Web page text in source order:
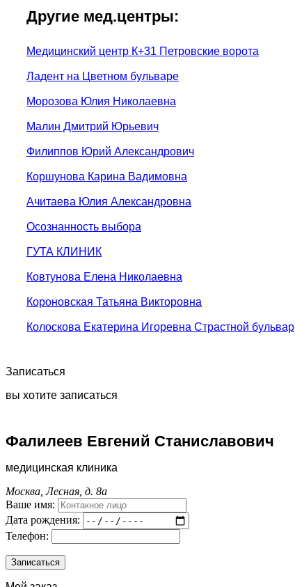
Другие мед.центры:
Медицинский центр К+31 Петровские ворота
Ладент на Цветном бульваре
Морозова Юлия Николаевна
Малин Дмитрий Юрьевич
Филиппов Юрий Александрович
Коршунова Карина Вадимовна
Ачитаева Юлия Александровна
Осознанность выбора
ГУТА КЛИНИК
Ковтунова Елена Николаевна
Короновская Татьяна Викторовна
Колоскова Екатерина Игоревна Страстной бульвар
Записаться
вы хотите записаться
Фалилеев Евгений Станиславович
медицинская клиника
Москва, Лесная, д. 8а
Ваше имя:
Дата рождения:
Телефон: